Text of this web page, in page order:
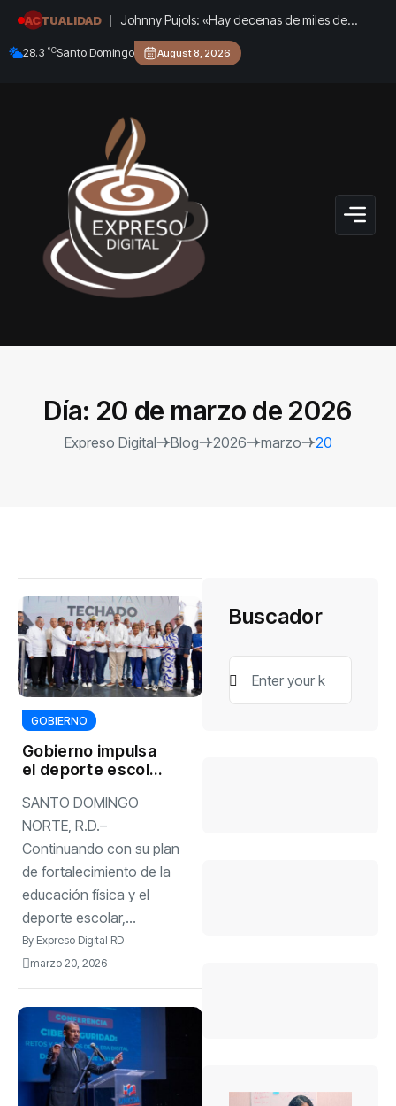
ACTUALIDAD
Johnny Pujols: «Hay decenas de miles de
ciudadanos que quieren inscribirse en el
partido»
28.3 °CSanto Domingo August 8, 2026
Día: 20 de marzo de 2026
Expreso Digital Blog 2026 marzo 20
GOBIERNO
Gobierno impulsa
el deporte escolar
polideportivo
techado en Santo
Domingo Norte
SANTO DOMINGO
NORTE, R.D.–
Continuando con su plan
de fortalecimiento de la
educación física y el
deporte escolar,...
By Expreso Digital RD
marzo 20, 2026
Buscador